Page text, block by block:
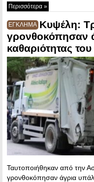
Περισσότερα »
ΕΓΚΛΗΜΑ Κυψέλη:
γρονθοκόπησαν
καθαριότητας
Ταυτοποιήθηκαν από την
γρονθοκόπησαν άγρια